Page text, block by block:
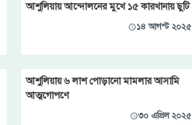
আশুলিয়ায় আন্দোলনের মুখে ১৫ কারখানায় ছুটি
১৪ আগস্ট ২০২৫
আশুলিয়ায় ৬ লাশ পোড়ানো মামলার আসামি
আত্মগোপণে
৩০ এপ্রিল ২০২৫